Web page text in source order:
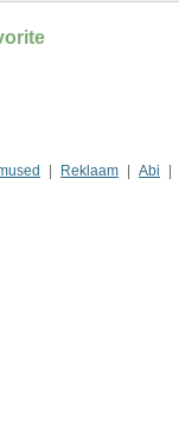
Reklaam Abi